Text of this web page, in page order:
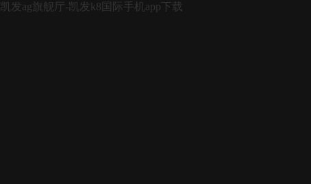
凯发ag旗舰厅-凯发k8国际手机app下载